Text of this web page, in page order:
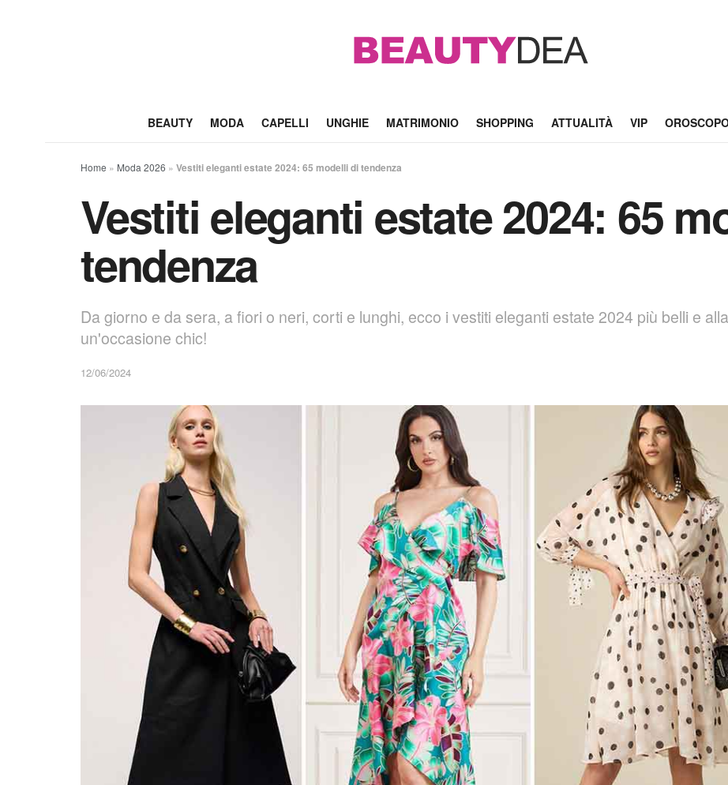
BEAUTY MODA CAPELLI UNGHIE MATRIMONIO SHOPPING ATTUALITÀ VIP
Home » Moda 2026 » Vestiti eleganti estate 2024: 65 modelli di tendenza
Vestiti eleganti estate 2024: 65
tendenza
Da giorno e da sera, a fiori o neri, corti e lunghi, ecco i vestiti eleganti estate 2024 più belli e
un'occasione chic!
12/06/2024